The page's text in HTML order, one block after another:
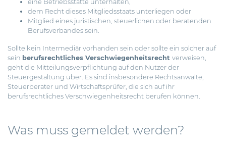
eine Betriebsstätte unterhalten,
dem Recht dieses Mitgliedsstaats unterliegen oder
Mitglied eines juristischen, steuerlichen oder beratenden
Berufsverbandes sein.
Sollte kein Intermediär vorhanden sein oder sollte ein solcher auf
sein berufsrechtliches Verschwiegenheitsrecht verweisen,
geht die Mitteilungsverpflichtung auf den Nutzer der
Steuergestaltung über. Es sind insbesondere Rechtsanwälte,
Steuerberater und Wirtschaftsprüfer, die sich auf ihr
berufsrechtliches Verschwiegenheitsrecht berufen können.
Was muss gemeldet werden?